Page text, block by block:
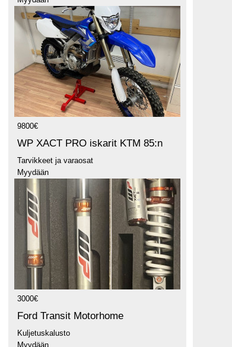
9800€
WP XACT PRO iskarit KTM 85:n
Tarvikkeet ja varaosat
Myydään
3000€
Ford Transit Motorhome
Kuljetuskalusto
Myydään